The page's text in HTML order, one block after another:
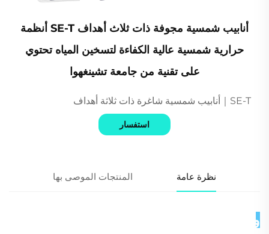
أنابيب شمسية مجوفة ذات ثلاث أهداف SE-T أنظمة
حرارية شمسية عالية الكفاءة لتسخين المياه تحتوي
على تقنية من جامعة تشينغهوا
SE-T｜أنابيب شمسية شاغرة ذات ثلاثة أهداف
استفسار
نظرة عامة المنتجات الموصى بها
وصف المنتج